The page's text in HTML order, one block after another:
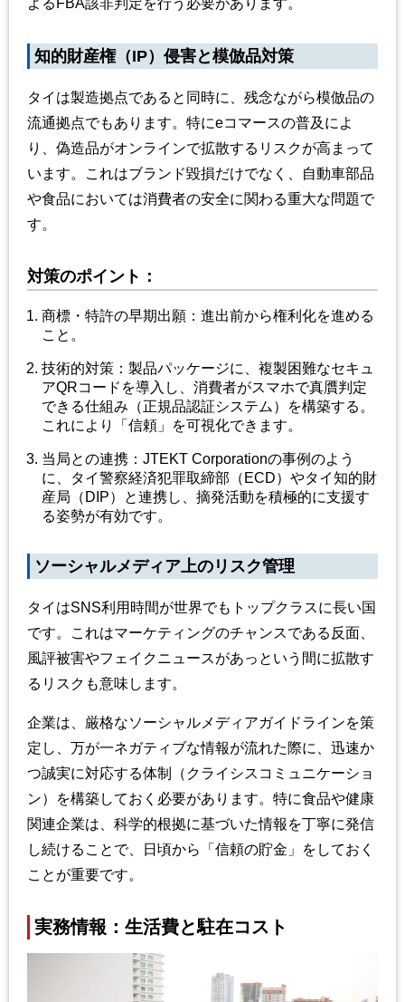
知的財産権（IP）侵害と模倣品対策
タイは製造拠点であると同時に、残念ながら模倣品の
流通拠点でもあります。特にeコマースの普及によ
り、偽造品がオンラインで拡散するリスクが高まって
います。これはブランド毀損だけでなく、自動車部品
や食品においては消費者の安全に関わる重大な問題で
す。
対策のポイント：
商標・特許の早期出願：進出前から権利化を進める
こと。
技術的対策：製品パッケージに、複製困難なセキュ
アQRコードを導入し、消費者がスマホで真贋判定
できる仕組み（正規品認証システム）を構築する。
これにより「信頼」を可視化できます。
当局との連携：JTEKT Corporationの事例のよう
に、タイ警察経済犯罪取締部（ECD）やタイ知的財
産局（DIP）と連携し、摘発活動を積極的に支援す
る姿勢が有効です。
ソーシャルメディア上のリスク管理
タイはSNS利用時間が世界でもトップクラスに長い国
です。これはマーケティングのチャンスである反面、
風評被害やフェイクニュースがあっという間に拡散す
るリスクも意味します。
企業は、厳格なソーシャルメディアガイドラインを策
定し、万が一ネガティブな情報が流れた際に、迅速か
つ誠実に対応する体制（クライシスコミュニケーショ
ン）を構築しておく必要があります。特に食品や健康
関連企業は、科学的根拠に基づいた情報を丁寧に発信
し続けることで、日頃から「信頼の貯金」をしておく
ことが重要です。
実務情報：生活費と駐在コスト